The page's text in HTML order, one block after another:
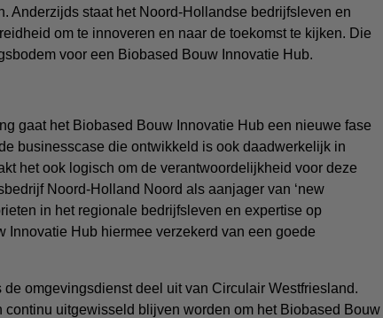
Anderzijds staat het Noord-Hollandse bedrijfsleven en
om te innoveren en naar de toekomst te kijken. Die
voor een Biobased Bouw Innovatie Hub.
gaat het Biobased Bouw Innovatie Hub een nieuwe fase
businesscase die ontwikkeld is ook daadwerkelijk in
het ook logisch om de verantwoordelijkheid voor deze
Noord-Holland Noord als aanjager van ‘new
in het regionale bedrijfsleven en expertise op
Innovatie Hub hiermee verzekerd van een goede
omgevingsdienst deel uit van Circulair Westfriesland.
continu uitgewisseld blijven worden om het Biobased Bouw